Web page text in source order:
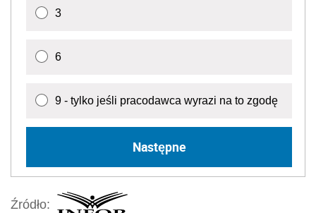
3
6
9 - tylko jeśli pracodawca wyrazi na to zgodę
Następne
Źródło: